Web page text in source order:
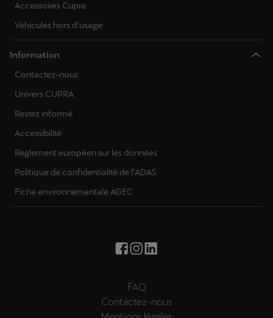
Accessoires Cupra
Véhicules hors d’usage
Information
Contactez-nous
Univers CUPRA
Restez informé
Accessibilité
Règlement européen sur les données
Politique de confidentialité de l'ADAS
Fiche environnementale AGEC
FAQ
Contactez-nous